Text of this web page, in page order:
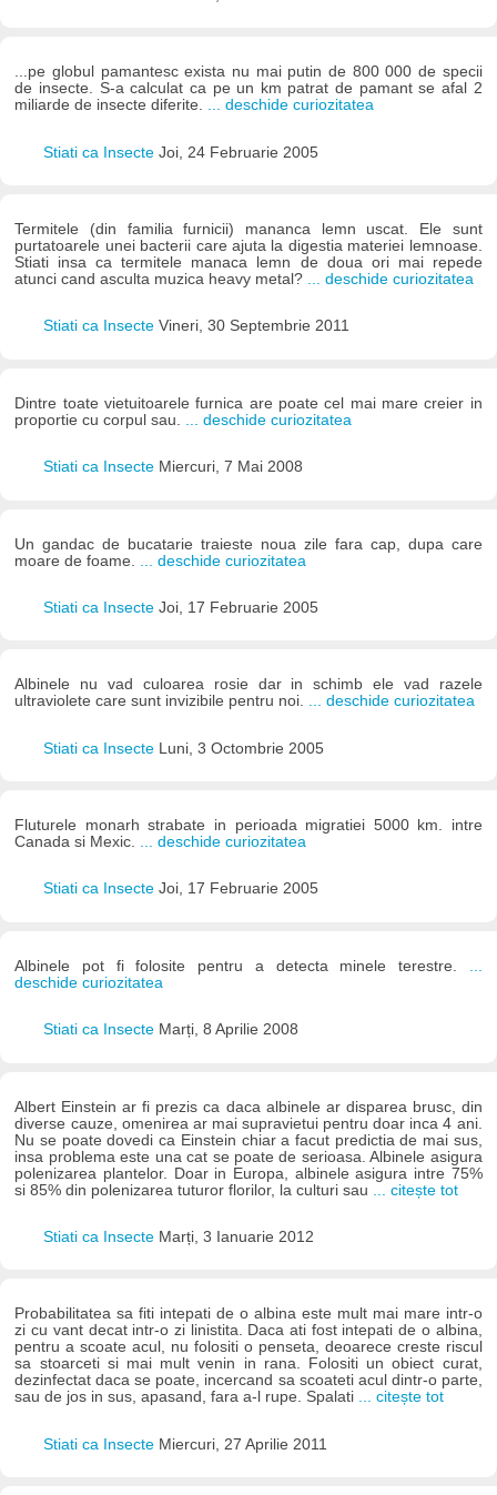
...pe globul pamantesc exista nu mai putin de 800 000 de specii
de insecte. S-a calculat ca pe un km patrat de pamant se afal 2
miliarde de insecte diferite. ... deschide curiozitatea
Stiati ca Insecte Joi, 24 Februarie 2005
Termitele (din familia furnicii) mananca lemn uscat. Ele sunt
purtatoarele unei bacterii care ajuta la digestia materiei lemnoase.
Stiati insa ca termitele manaca lemn de doua ori mai repede
atunci cand asculta muzica heavy metal? ... deschide curiozitatea
Stiati ca Insecte Vineri, 30 Septembrie 2011
Dintre toate vietuitoarele furnica are poate cel mai mare creier in
proportie cu corpul sau.
... deschide curiozitatea
Stiati ca Insecte Miercuri, 7 Mai 2008
Un gandac de bucatarie traieste noua zile fara cap, dupa care
moare de foame.
... deschide curiozitatea
Stiati ca Insecte Joi, 17 Februarie 2005
Albinele nu vad culoarea rosie dar in schimb ele vad razele
ultraviolete care sunt invizibile pentru noi. ... deschide curiozitatea
Stiati ca Insecte Luni, 3 Octombrie 2005
Fluturele monarh strabate in perioada migratiei 5000 km. intre
Canada si Mexic. ... deschide curiozitatea
Stiati ca Insecte Joi, 17 Februarie 2005
Albinele pot fi folosite pentru a detecta minele terestre.
deschide curiozitatea
Stiati ca Insecte Marți, 8 Aprilie 2008
Albert Einstein ar fi prezis ca daca albinele ar disparea brusc, din
diverse cauze, omenirea ar mai supravietui pentru doar inca 4 ani.
Nu se poate dovedi ca Einstein chiar a facut predictia de mai sus,
insa problema este una cat se poate de serioasa. Albinele asigura
polenizarea plantelor. Doar in Europa, albinele asigura intre 75%
si 85% din polenizarea tuturor florilor, la culturi sau
... citește tot
Stiati ca Insecte Marți, 3 Ianuarie 2012
Probabilitatea sa fiti intepati de o albina este mult mai mare intr-o
zi cu vant decat intr-o zi linistita. Daca ati fost intepati de o albina,
pentru a scoate acul, nu folositi o penseta, deoarece creste riscul
sa stoarceti si mai mult venin in rana. Folositi un obiect curat,
dezinfectat daca se poate, incercand sa scoateti acul dintr-o parte,
sau de jos in sus, apasand, fara a-l rupe. Spalati ... citește tot
Stiati ca Insecte Miercuri, 27 Aprilie 2011